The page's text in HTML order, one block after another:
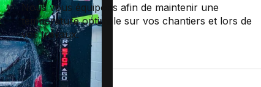
Nous vous équipons afin de maintenir une
température optimale sur vos chantiers et lors de
vos travaux.